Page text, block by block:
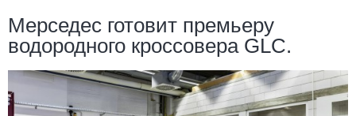
Мерседес готовит премьеру
водородного кроссовера GLC.